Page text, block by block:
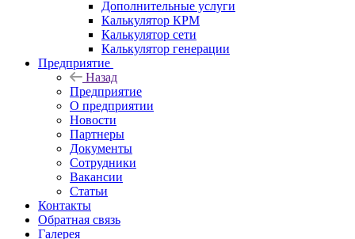
Дополнительные услуги
Калькулятор КРМ
Калькулятор сети
Калькулятор генерации
Предприятие
Назад
Предприятие
О предприятии
Новости
Партнеры
Документы
Сотрудники
Вакансии
Статьи
Контакты
Обратная связь
Галерея